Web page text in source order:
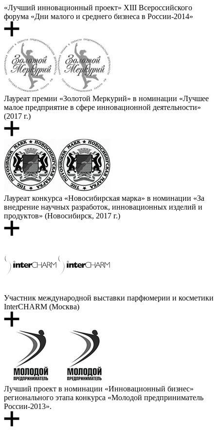
«Лучший инновационный проект» XIII Всероссийского
форума «Дни малого и среднего бизнеса в России-2014»
Лауреат премии «Золотой Меркурий» в номинации «Лучшее
малое предприятие в сфере инновационной деятельности»
(2017 г.)
Лауреат конкурса «Новосибирская марка» в номинации «За
внедрение научных разработок, инновационных изделий и
продуктов» (Новосибирск, 2017 г.)
Участник международной выставки парфюмерии и косметики
InterCHARM (Москва)
Лучший проект в номинации «Инновационный бизнес»
регионального этапа конкурса «Молодой предприниматель
России-2013».